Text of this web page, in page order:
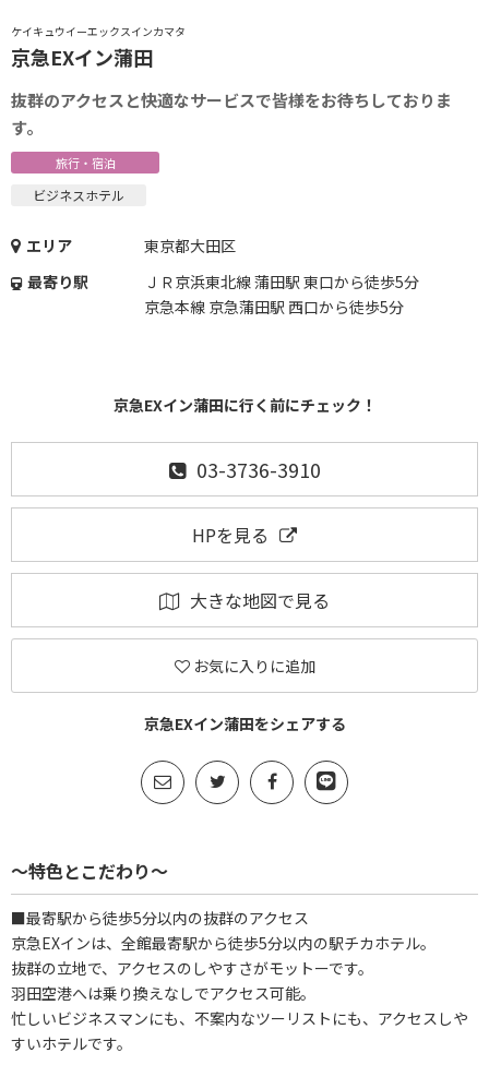
ケイキュウイーエックスインカマタ
京急EXイン蒲田
抜群のアクセスと快適なサービスで皆様をお待ちしておりま
す。
旅行・宿泊
ビジネスホテル
エリア
東京都大田区
最寄り駅
ＪＲ京浜東北線 蒲田駅 東口から徒歩5分
京急本線 京急蒲田駅 西口から徒歩5分
京急EXイン蒲田に行く前にチェック！
03-3736-3910
HPを見る
大きな地図で見る
お気に入りに追加
京急EXイン蒲田をシェアする
～特色とこだわり～
■最寄駅から徒歩5分以内の抜群のアクセス
京急EXインは、全館最寄駅から徒歩5分以内の駅チカホテル。
抜群の立地で、アクセスのしやすさがモットーです。
羽田空港へは乗り換えなしでアクセス可能。
忙しいビジネスマンにも、不案内なツーリストにも、アクセスしや
すいホテルです。